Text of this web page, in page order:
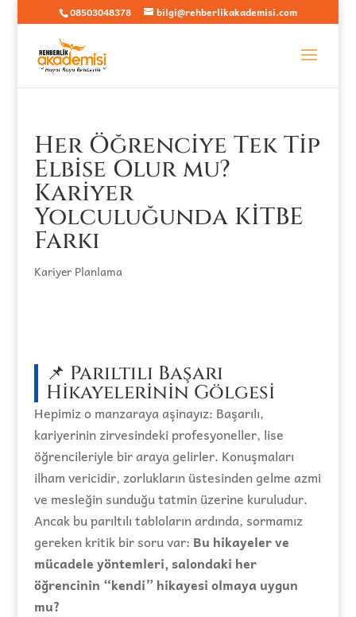
08503048378 bilgi@rehberlikakademisi.com
Her Öğrenciye Tek Tip
Elbise Olur mu?
Kariyer
Yolculuğunda KİTBE
Farkı
Kariyer Planlama
📌 Parıltılı Başarı
Hikayelerinin Gölgesi
Hepimiz o manzaraya aşinayız: Başarılı,
kariyerinin zirvesindeki profesyoneller, lise
öğrencileriyle bir araya gelirler. Konuşmaları
ilham vericidir, zorlukların üstesinden gelme azmi
ve mesleğin sunduğu tatmin üzerine kuruludur.
Ancak bu parıltılı tabloların ardında, sormamız
gereken kritik bir soru var: Bu hikayeler ve
mücadele yöntemleri, salondaki her
öğrencinin “kendi” hikayesi olmaya uygun
mu?